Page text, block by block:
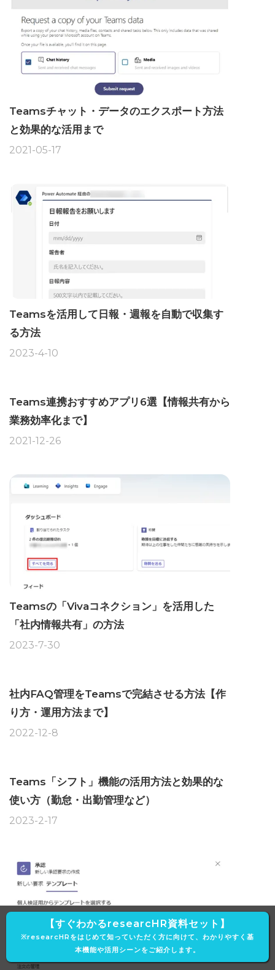
Teamsチャット・データのエクスポート方法
と効果的な活用まで
2021-05-17
Teamsを活用して日報・週報を自動で収集す
る方法
2023-4-10
Teams連携おすすめアプリ6選【情報共有から
業務効率化まで】
2021-12-26
Teamsの「Vivaコネクション」を活用した
「社内情報共有」の方法
2023-7-30
社内FAQ管理をTeamsで完結させる方法【作
り方・運用方法まで】
2022-12-8
Teams「シフト」機能の活用方法と効果的な
使い方（勤怠・出勤管理など）
2023-2-17
【すぐわかるresearcHR資料セット】
※researcHRをはじめて知っていただく方に向けて、わかりやすく基
本機能や活用シーンをご紹介します。